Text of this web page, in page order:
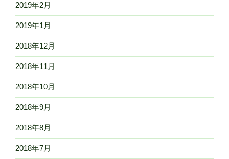
2019年2月
2019年1月
2018年12月
2018年11月
2018年10月
2018年9月
2018年8月
2018年7月